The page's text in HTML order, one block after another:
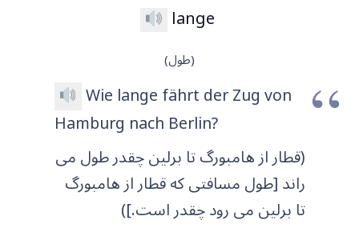
lange
(طول)
Wie lange fährt der Zug von
Hamburg nach Berlin?
(قطار از هامبورگ تا برلین چقدر طول می
راند [طول مسافتی که قطار از هامبورگ
تا برلین می رود چقدر است.])